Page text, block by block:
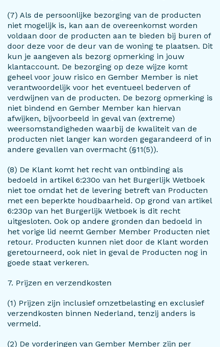
(7) Als de persoonlijke bezorging van de producten
niet mogelijk is, kan aan de overeenkomst worden
voldaan door de producten aan te bieden bij buren of
door deze voor de deur van de woning te plaatsen. Dit
kun je aangeven als bezorg opmerking in jouw
klantaccount. De bezorging op deze wijze komt
geheel voor jouw risico en Gember Member is niet
verantwoordelijk voor het eventueel bederven of
verdwijnen van de producten. De bezorg opmerking is
niet bindend en Gember Member kan hiervan
afwijken, bijvoorbeeld in geval van (extreme)
weersomstandigheden waarbij de kwaliteit van de
producten niet langer kan worden gegarandeerd of in
andere gevallen van overmacht (§11(5)).
(8) De Klant komt het recht van ontbinding als
bedoeld in artikel 6:230o van het Burgerlijk Wetboek
niet toe omdat het de levering betreft van Producten
met een beperkte houdbaarheid. Op grond van artikel
6:230p van het Burgerlijk Wetboek is dit recht
uitgesloten. Ook op andere gronden dan bedoeld in
het vorige lid neemt Gember Member Producten niet
retour. Producten kunnen niet door de Klant worden
geretourneerd, ook niet in geval de Producten nog in
goede staat verkeren.
7. Prijzen en verzendkosten
(1) Prijzen zijn inclusief omzetbelasting en exclusief
verzendkosten binnen Nederland, tenzij anders is
vermeld.
(2) De vorderingen van Gember Member zijn per